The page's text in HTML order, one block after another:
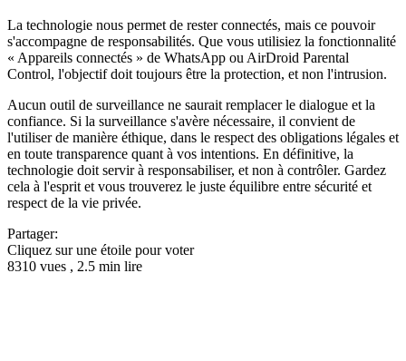
La technologie nous permet de rester connectés, mais ce pouvoir
s'accompagne de responsabilités. Que vous utilisiez la fonctionnalité
« Appareils connectés » de WhatsApp ou AirDroid Parental
Control, l'objectif doit toujours être la protection, et non l'intrusion.
Aucun outil de surveillance ne saurait remplacer le dialogue et la
confiance. Si la surveillance s'avère nécessaire, il convient de
l'utiliser de manière éthique, dans le respect des obligations légales et
en toute transparence quant à vos intentions. En définitive, la
technologie doit servir à responsabiliser, et non à contrôler. Gardez
cela à l'esprit et vous trouverez le juste équilibre entre sécurité et
respect de la vie privée.
Partager:
Cliquez sur une étoile pour voter
8310 vues , 2.5 min lire